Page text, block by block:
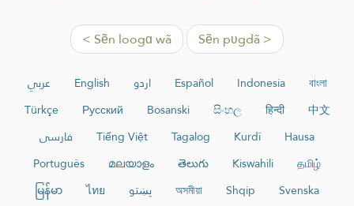
< Sẽn loogɑ wã Sẽn pʋgdã >
عربي English اردو Español Indonesia
বাংলা
Türkçe
Русский Bosanski සිංහල हिन्दी
中文
فارسی
Tiếng Việt Tagalog Kurdî
Hausa
Português
മലയാളം తెలుగు Kiswahili
தமிழ்
မြန်မာ
ไทย پښتو অসমীয়া Shqip
Svenska